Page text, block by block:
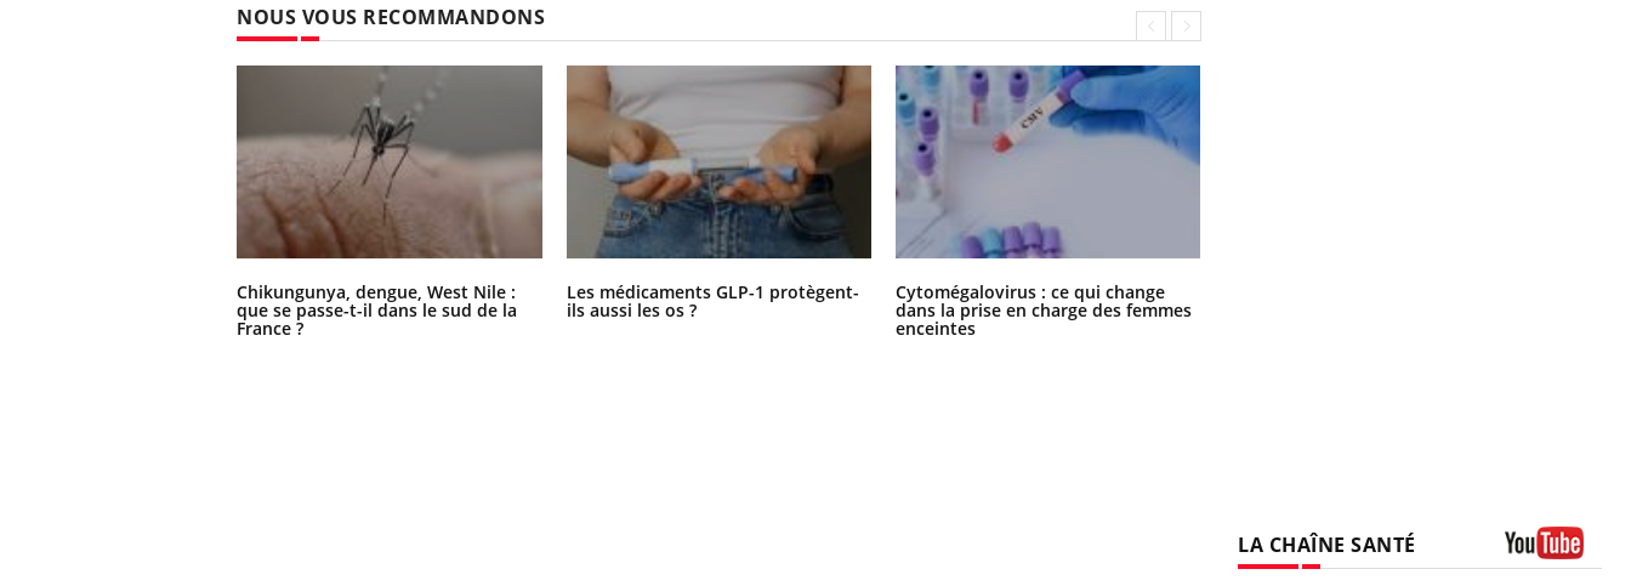
NOUS VOUS RECOMMANDONS
Chikungunya, dengue, West Nile :
que se passe-t-il dans le sud de la
France ?
Les médicaments GLP-1 protègent-
ils aussi les os ?
Cytomégalovirus : ce qui change
dans la prise en charge des femmes
enceintes
LA CHAÎNE SANTÉ